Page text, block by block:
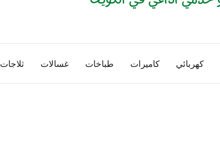
الكويت
منصة
اذاعية
كهربائي كاميرات طباخات غسالات ثلاجات